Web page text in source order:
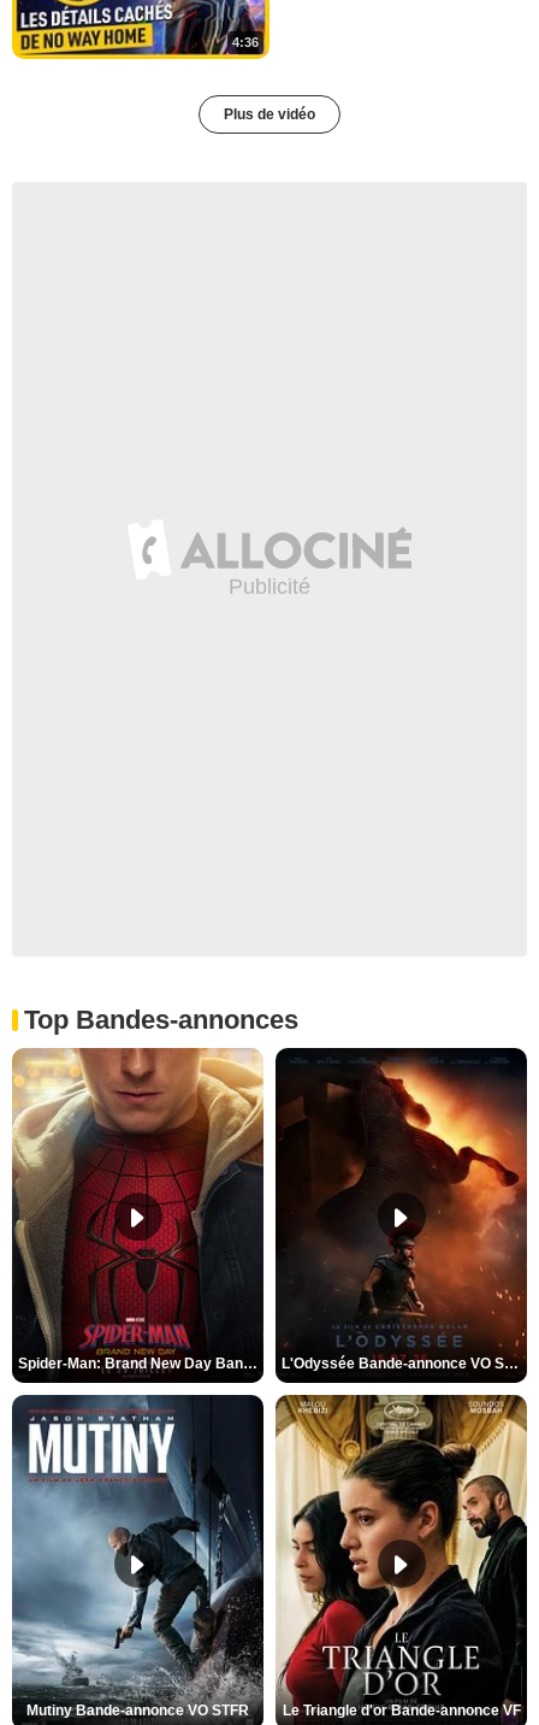
4:36
Plus de vidéo
Top Bandes-annonces
Spider-Man: Brand New Day Bande-annonce VO STFR L'Odyssée Bande-annonce VO STFR
Mutiny Bande-annonce VO STFR Le Triangle d'or Bande-annonce VF